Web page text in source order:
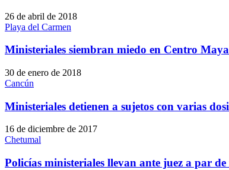
26 de abril de 2018
Playa del Carmen
Ministeriales siembran miedo en Centro
30 de enero de 2018
Cancún
Ministeriales detienen a sujetos con varias
16 de diciembre de 2017
Chetumal
Policías ministeriales llevan ante juez a par